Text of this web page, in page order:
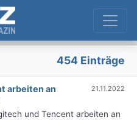
454 Einträge
arbeiten an
21.11.2022
und Tencent arbeiten an